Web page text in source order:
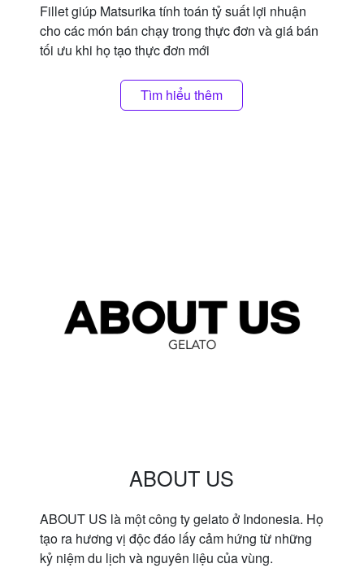
Fillet giúp Matsurika tính toán tỷ suất lợi nhuận
cho các món bán chạy trong thực đơn và giá bán
tối ưu khi họ tạo thực đơn mới
Tìm hiểu thêm
ABOUT US
ABOUT US là một công ty gelato ở Indonesia. Họ
tạo ra hương vị độc đáo lấy cảm hứng từ những
kỷ niệm du lịch và nguyên liệu của vùng.